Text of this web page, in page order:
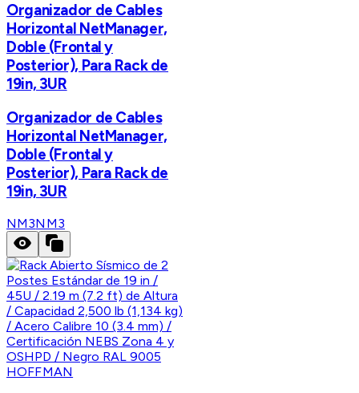
Organizador de Cables
Horizontal NetManager,
Doble (Frontal y
Posterior), Para Rack de
19in, 3UR
Organizador de Cables
Horizontal NetManager,
Doble (Frontal y
Posterior), Para Rack de
19in, 3UR
NM3NM3
HOFFMAN